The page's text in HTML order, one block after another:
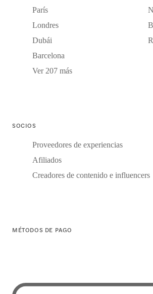
París
Londres
Dubái
Barcelona
Ver 207 más
SOCIOS
Proveedores de experiencias
Afiliados
Creadores de contenido e influencers
MÉTODOS DE PAGO